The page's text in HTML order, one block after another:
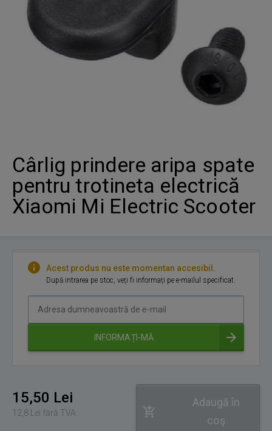
Cârlig prindere aripa spate
pentru trotineta electrică
Xiaomi Mi Electric Scooter
Acest produs nu este momentan accesibil.
După intrarea pe stoc, veți fi informați pe e-mailul specificat.
INFORMAȚI-MĂ
15,50 Lei
12,8 Lei fără TVA
Adaugă în
coş